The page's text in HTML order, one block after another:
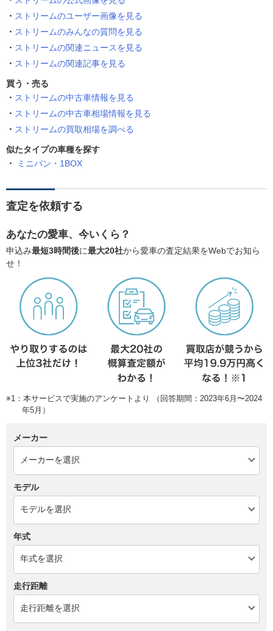
ストリームのユーザー画像を見る
ストリームのみんなの質問を見る
ストリームの関連ニュースを見る
ストリームの関連記事を見る
買う・売る
ストリームの中古車情報を見る
ストリームの中古車相場情報を見る
ストリームの買取相場を調べる
似たタイプの車種を探す
ミニバン・1BOX
査定を依頼する
あなたの愛車、今いくら？
申込み最短3時間後に最大20社から愛車の査定結果をWebでお知ら
せ！
※1：本サービスで実施のアンケートより （回答期間：2023年6月〜2024
年5月）
メーカー
モデル
年式
走行距離